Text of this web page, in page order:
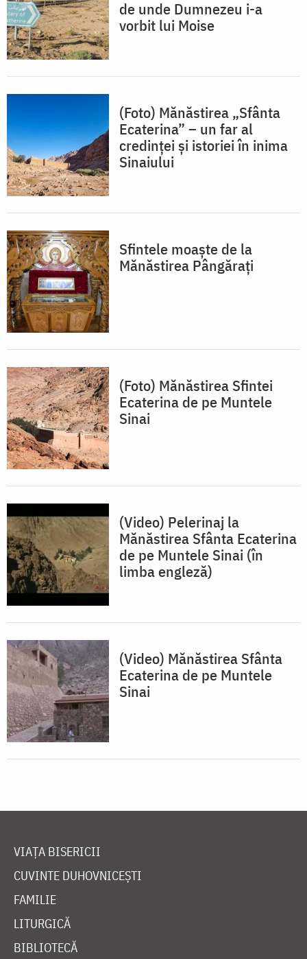
de unde Dumnezeu i-a
vorbit lui Moise
(Foto) Mănăstirea „Sfânta
Ecaterina” – un far al
credinței și istoriei în inima
Sinaiului
Sfintele moaște de la
Mănăstirea Pângărați
(Foto) Mănăstirea Sfintei
Ecaterina de pe Muntele
Sinai
(Video) Pelerinaj la
Mănăstirea Sfânta Ecaterina
de pe Muntele Sinai (în
limba engleză)
(Video) Mănăstirea Sfânta
Ecaterina de pe Muntele
Sinai
VIAȚA BISERICII
CUVINTE DUHOVNICEȘTI
FAMILIE
LITURGICĂ
BIBLIOTECĂ